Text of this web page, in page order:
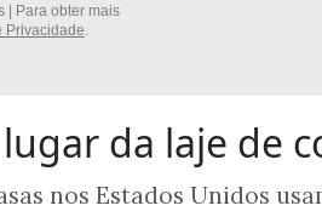
| Para obter mais
Privacidade
da laje de
nos Estados Unidos